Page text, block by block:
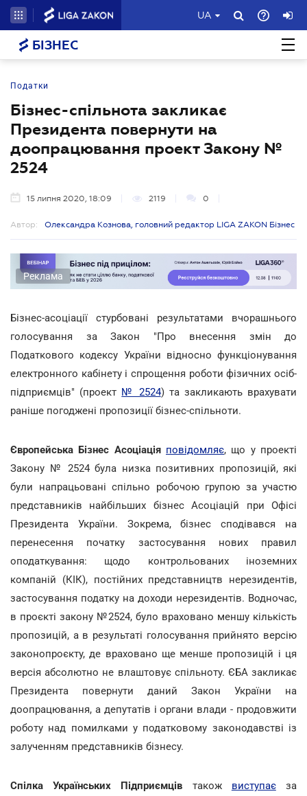
UA
БІЗНЕС
Податки
Бізнес-спільнота закликає
Президента повернути на
доопрацювання проект Закону №
2524
15 липня 2020, 18:09 2119 0
Автор: Олександра Кознова, головний редактор LIGA ZAKON Бізнес
Реклама
Бізнес-асоціації стурбовані результатами вчорашнього
голосування за Закон "Про внесення змін до
Податкового кодексу України відносно функціонування
електронного кабінету і спрощення роботи фізичних осіб-
підприємців" (проект № 2524) та закликають врахувати
раніше погоджені пропозиції бізнес-спільноти.
Європейська Бізнес Асоціація повідомляє, що у проекті
Закону № 2524 була низка позитивних пропозицій, які
були напрацьовані спільно робочою групою за участю
представників найбільших бізнес Асоціацій при Офісі
Президента України. Зокрема, бізнес сподівався на
перенесення початку застосування нових правил
оподаткування: щодо контрольованих іноземних
компаній (КІК), постійних представництв нерезидентів,
застосування податку на доходи нерезидентів. Водночас,
в проєкті закону №2524, було враховано меншу кількість
пропозицій, а в результаті голосування прийнято версію
законопроєкту, де враховано ще менше пропозицій і ця
версія абсолютно не влаштовує спільноту. ЄБА закликає
Президента повернути даний Закон України на
доопрацювання, а депутатів і органи влади - продовжити
роботу над помилками у податковому законодавстві із
залученням представників бізнесу.
Спілка Українських Підприємців також виступаєза